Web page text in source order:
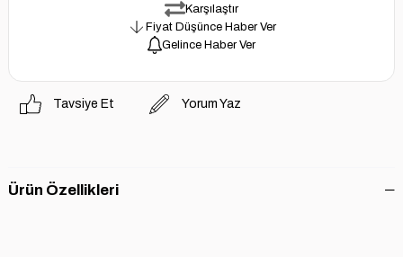
Karşılaştır
Fiyat Düşünce Haber Ver
Gelince Haber Ver
Tavsiye Et Yorum Yaz
Ürün Özellikleri